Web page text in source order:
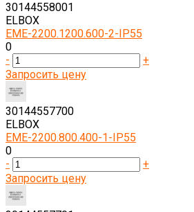
30144558001
ELBOX
EME-2200.1200.600-2-IP55
0
-
+
Запросить цену
30144557700
ELBOX
EME-2200.800.400-1-IP55
0
-
+
Запросить цену